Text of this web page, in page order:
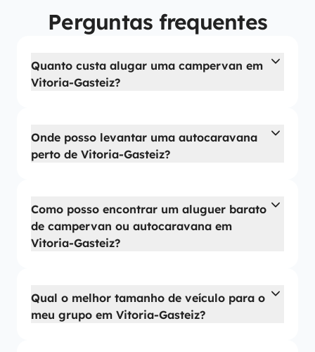
Perguntas frequentes
Quanto custa alugar uma campervan em
Vitoria-Gasteiz?
Onde posso levantar uma autocaravana
perto de Vitoria-Gasteiz?
Como posso encontrar um aluguer barato
de campervan ou autocaravana em
Vitoria-Gasteiz?
Qual o melhor tamanho de veículo para o
meu grupo em Vitoria-Gasteiz?